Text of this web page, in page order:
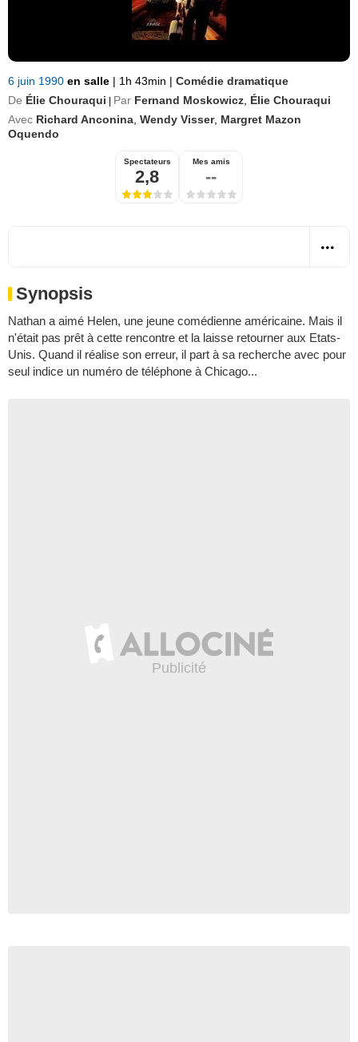
6 juin 1990 en salle | 1h 43min | Comédie dramatique
De Élie Chouraqui Par Fernand Moskowicz Élie Chouraqui
Avec Richard Anconina Wendy Visser, Margret Mazon
Oquendo
Spectateurs
2,8
Mes amis
--
Synopsis
Nathan a aimé Helen, une jeune comédienne américaine. Mais il
n'était pas prêt à cette rencontre et la laisse retourner aux Etats-
Unis. Quand il réalise son erreur, il part à sa recherche avec pour
seul indice un numéro de téléphone à Chicago...